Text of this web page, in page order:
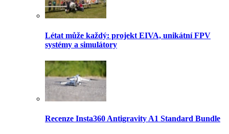
Létat může každý: projekt EIVA, unikátní FPV
systémy a simulátory
Recenze Insta360 Antigravity A1 Standard Bundle